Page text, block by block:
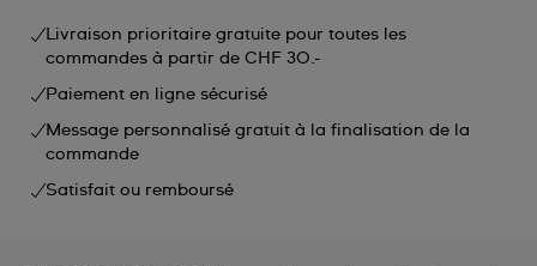
Livraison prioritaire gratuite pour toutes les
commandes à partir de CHF 30.-
Paiement en ligne sécurisé
Message personnalisé gratuit à la finalisation de la
commande
Satisfait ou remboursé